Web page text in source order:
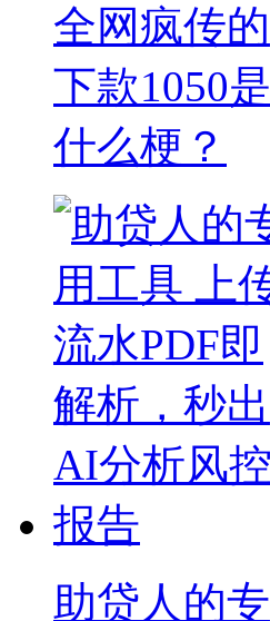
全网疯传的
下款1050是
什么梗？
助贷人的专